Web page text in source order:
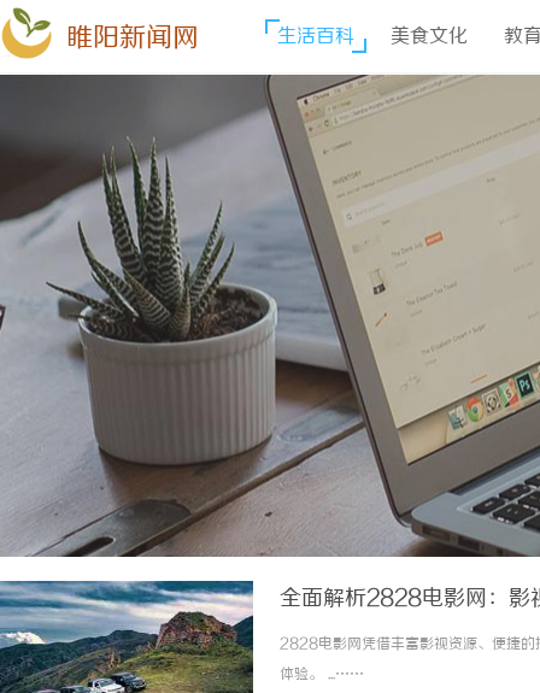
睢阳新闻网 生活百科 美食文化 教
全面解析2828电影网：影
2828电影网凭借丰富影视资源、便捷的
体验。 ...……